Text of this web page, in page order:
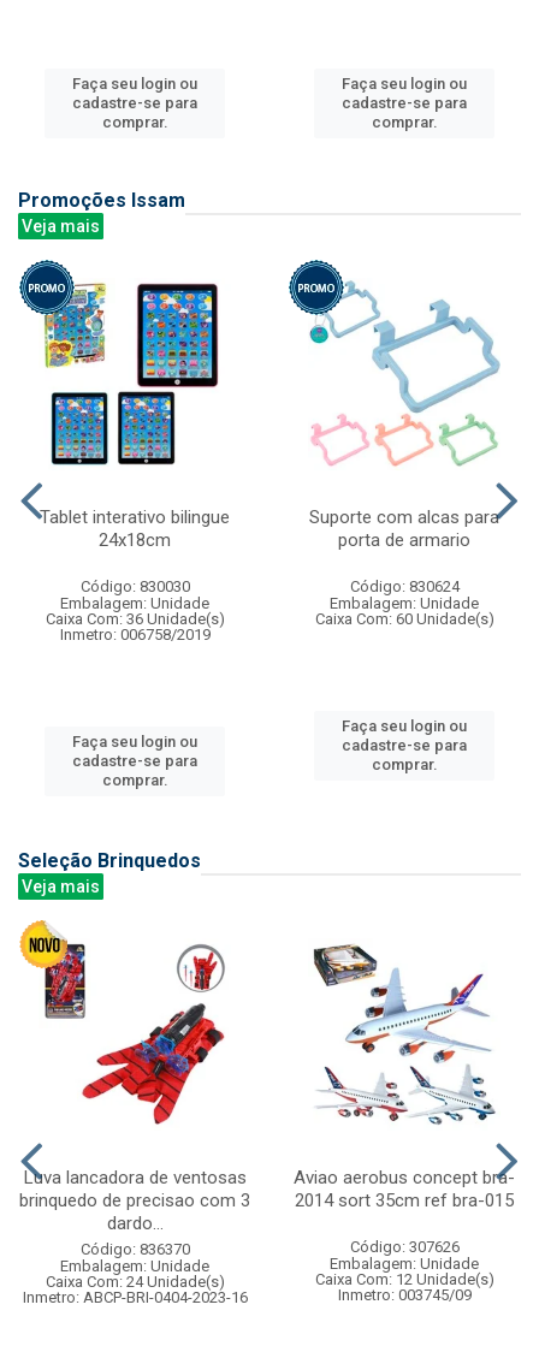
Faça seu login ou
cadastre-se para
comprar.
Faça seu login ou
cadastre-se para
comprar.
Promoções Issam
Veja mais
Tablet interativo bilingue
24x18cm
Código: 830030
Embalagem: Unidade
Caixa Com: 36 Unidade(s)
Inmetro: 006758/2019
Faça seu login ou
cadastre-se para
comprar.
Suporte com alcas para
porta de armario
Código: 830624
Embalagem: Unidade
Caixa Com: 60 Unidade(s)
Faça seu login ou
cadastre-se para
comprar.
Seleção Brinquedos
Veja mais
Luva lancadora de ventosas
brinquedo de precisao com 3
dardo...
Código: 836370
Embalagem: Unidade
Caixa Com: 24 Unidade(s)
Inmetro: ABCP-BRI-0404-2023-16
Aviao aerobus concept bra-
2014 sort 35cm ref bra-015
Código: 307626
Embalagem: Unidade
Caixa Com: 12 Unidade(s)
Inmetro: 003745/09